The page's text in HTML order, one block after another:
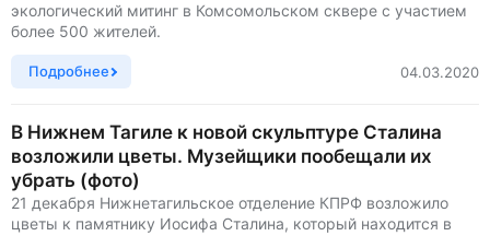
Экономика
Общество
экологический митинг в Комсомольском сквере с участием
более 500 жителей.
Подробнее 04.03.2020
В Нижнем Тагиле к новой скульптуре Сталина
возложили цветы. Музейщики пообещали их
убрать (фото)
21 декабря Нижнетагильское отделение КПРФ возложило
цветы к памятнику Иосифа Сталина, который находится в